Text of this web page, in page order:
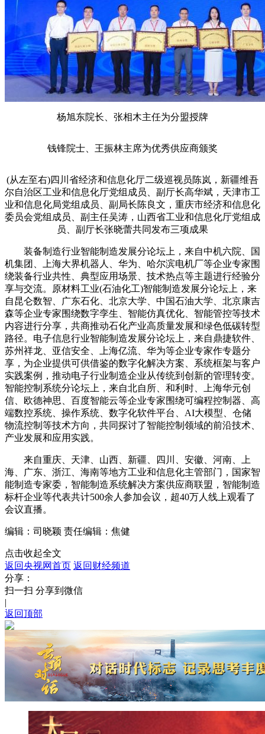
杨旭东院长、张相木主任为分盟授牌
钱锋院士、王振林主席为优秀供应商颁奖
(从左至右)四川省经济和信息化厅二级巡视员陈岚，新疆维吾
尔自治区工业和信息化厅党组成员、副厅长高华斌，天津市工
业和信息化局党组成员、副局长陈良文，重庆市经济和信息化
委员会党组成员、副主任吴涛，山西省工业和信息化厅党组成
员、副厅长张晓蕾共同发布三项成果
装备制造行业智能制造发展分论坛上，来自中机六院、国
机集团、上海大界机器人、华为、哈尔滨电机厂等企业专家围
绕装备行业共性、典型应用场景、技术热点等主题进行经验分
享与交流。原材料工业(石油化工)智能制造发展分论坛上，来
自昆仑数智、广东石化、北京大学、中国石油大学、北京康吉
森等企业专家围绕数字孪生、智能仿真优化、智能管控等技术
内容进行分享，共商推动石化产业高质量发展和绿色低碳转型
路径。电子信息行业智能制造发展分论坛上，来自鼎捷软件、
苏州祥龙、亚信安全、上海亿流、华为等企业专家作专题分
享，为企业提供可供借鉴的数字化解决方案、系统框架与客户
实践案例，推动电子行业制造企业从传统到创新的管理转变。
智能控制系统分论坛上，来自北自所、和利时、上海华元创
信、欧德神思、百度智能云等企业专家围绕可编程控制器、高
端数控系统、操作系统、数字化软件平台、AI大模型、仓储
物流控制等技术方向，共同探讨了智能控制领域的前沿技术、
产业发展和应用实践。
来自重庆、天津、山西、新疆、四川、安徽、河南、上
海、广东、浙江、海南等地方工业和信息化主管部门，国家智
能制造专家委，智能制造系统解决方案供应商联盟，智能制造
标杆企业等代表共计500余人参加会议，超40万人线上观看了
会议直播。
编辑：司晓颖 责任编辑：焦健
点击收起全文
返回央视网首页 返回财经频道
分享：
扫一扫 分享到微信
|
返回顶部